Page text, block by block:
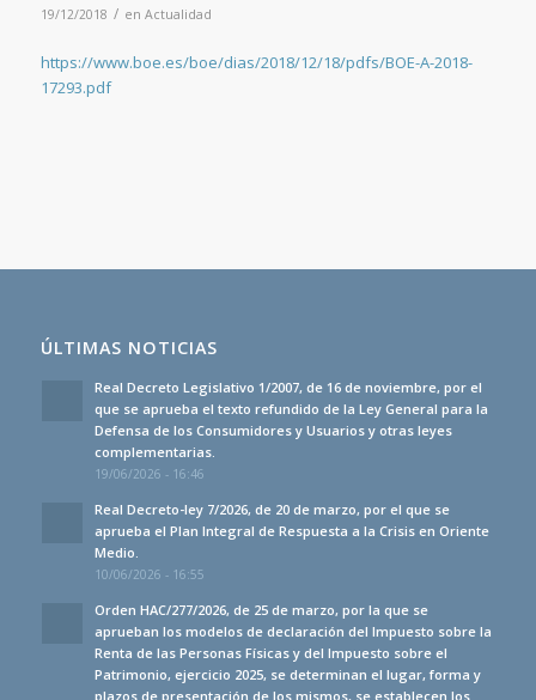
19/12/2018 / en Actualidad
https://www.boe.es/boe/dias/2018/12/18/pdfs/BOE-A-2018-
17293.pdf
ÚLTIMAS NOTICIAS
Real Decreto Legislativo 1/2007, de 16 de noviembre, por el
que se aprueba el texto refundido de la Ley General para la
Defensa de los Consumidores y Usuarios y otras leyes
complementarias.
19/06/2026 - 16:46
Real Decreto-ley 7/2026, de 20 de marzo, por el que se
aprueba el Plan Integral de Respuesta a la Crisis en Oriente
Medio.
10/06/2026 - 16:55
Orden HAC/277/2026, de 25 de marzo, por la que se
aprueban los modelos de declaración del Impuesto sobre la
Renta de las Personas Físicas y del Impuesto sobre el
Patrimonio, ejercicio 2025, se determinan el lugar, forma y
plazos de presentación de los mismos, se establecen los